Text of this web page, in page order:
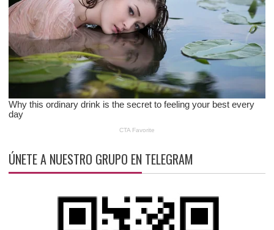
ÚNETE A NUESTRO GRUPO EN TELEGRAM